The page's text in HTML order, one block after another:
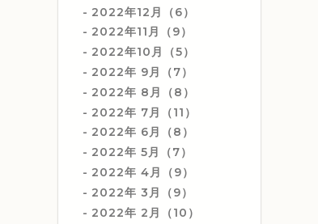
2022年12月（6）
2022年11月（9）
2022年10月（5）
2022年 9月（7）
2022年 8月（8）
2022年 7月（11）
2022年 6月（8）
2022年 5月（7）
2022年 4月（9）
2022年 3月（9）
2022年 2月（10）